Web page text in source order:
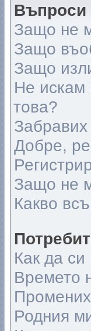
Въпроси
Защо не
Защо
Защо
Не искам
това?
Добре,
Защо не
Какво
Как да
Времето
Родния